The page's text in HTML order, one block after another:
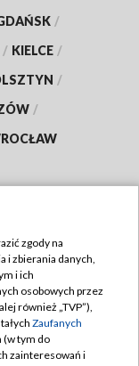
/
/ KIELCE /
/
/
zgody na
i zbierania danych,
i ich
osobowych przez
również „TVP”),
Zaufanych
(w tym do
zainteresowań i